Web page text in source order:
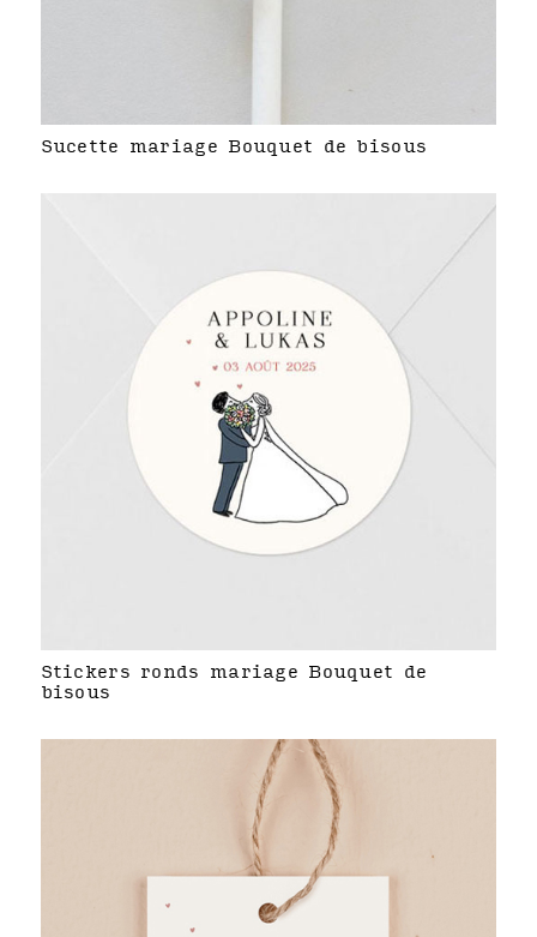
Sucette mariage Bouquet de bisous
Stickers ronds mariage Bouquet de
bisous